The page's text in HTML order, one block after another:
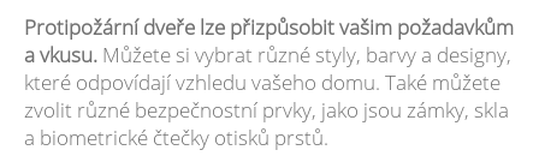
Protipožární dveře lze přizpůsobit vašim požadavkům
a vkusu. Můžete si vybrat různé styly, barvy a designy,
které odpovídají vzhledu vašeho domu. Také můžete
zvolit různé bezpečnostní prvky, jako jsou zámky, skla
a biometrické čtečky otisků prstů.